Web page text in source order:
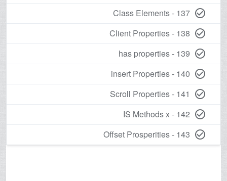
check_circle_outline
137 - Class Elements
check_circle_outline
138 - Client Properties
check_circle_outline
139 - has properties
check_circle_outline
140 - insert Properties
check_circle_outline
141 - Scroll Properties
check_circle_outline
142 - IS Methods x
check_circle_outline
143 - Offset Prosperities